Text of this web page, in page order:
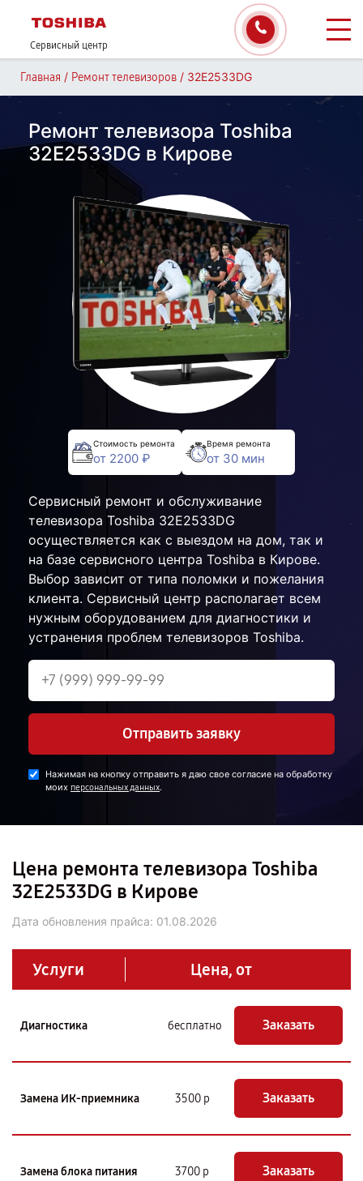
Сервисный центр
Главная / Ремонт телевизоров / 32E2533DG
Ремонт телевизора Toshiba
32E2533DG в Кирове
Стоимость ремонта
от 2200 ₽
Время ремонта
от 30 мин
Сервисный ремонт и обслуживание
телевизора Toshiba 32E2533DG
осуществляется как с выездом на дом, так и
на базе сервисного центра Toshiba в Кирове.
Выбор зависит от типа поломки и пожелания
клиента. Сервисный центр располагает всем
нужным оборудованием для диагностики и
устранения проблем телевизоров Toshiba.
Отправить заявку
Нажимая на кнопку отправить я даю свое согласие на обработку
моих персональных данных.
Цена ремонта телевизора Toshiba
32E2533DG в Кирове
Дата обновления прайса: 01.08.2026
Услуги Цена, от
Диагностика бесплатно Заказать
Замена ИК-приемника 3500 р Заказать
Замена блока питания 3700 р Заказать